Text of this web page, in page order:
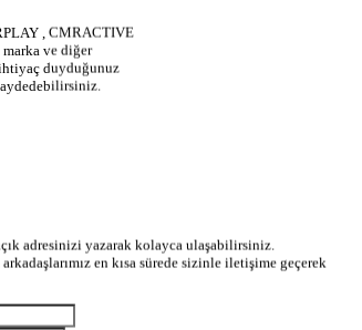
, CMRACTIVE
ve diğer
duyduğunuz
adresinizi yazarak kolayca ulaşabilirsiniz.
en kısa sürede sizinle iletişime geçerek